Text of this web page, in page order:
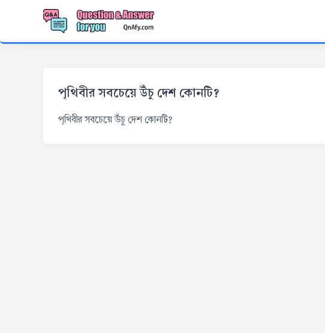
পৃথিবীর সবচেয়ে উঁচু দেশ কোনটি?
পৃথিবীর সবচেয়ে উঁচু দেশ কোনটি?